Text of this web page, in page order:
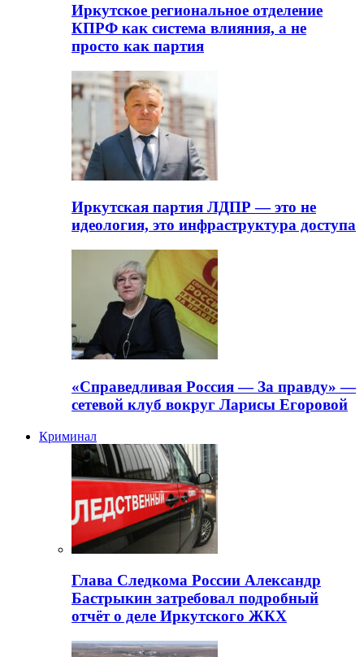
Иркутское региональное отделение
КПРФ как система влияния, а не
просто как партия
Иркутская партия ЛДПР — это не
идеология, это инфраструктура доступа
«Справедливая Россия — За правду» —
сетевой клуб вокруг Ларисы Егоровой
Криминал
Глава Следкома России Александр
Бастрыкин затребовал подробный
отчёт о деле Иркутского ЖКХ